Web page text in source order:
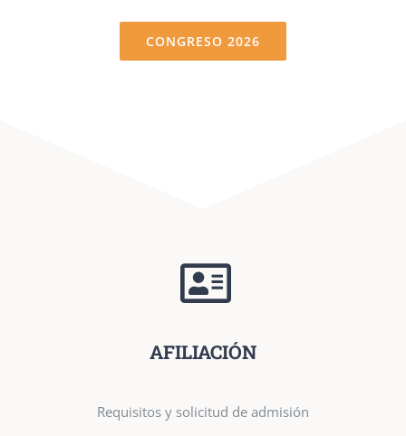
CONGRESO 2026
AFILIACIÓN
Requisitos y solicitud de admisión